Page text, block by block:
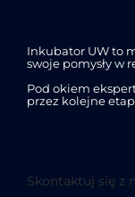
Inkubator UW to
swoje pomysły w
Pod okiem
przez kolejne
Skontaktuj się z